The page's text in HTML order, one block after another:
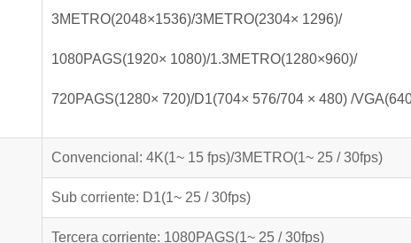
3METRO(2048×1536)/3METRO(2304× 1296)/
1080PAGS(1920× 1080)/1.3METRO(1280×960)/
720PAGS(1280× 720)/D1(704× 576/704 × 480) /
Convencional: 4K(1~ 15 fps)/3METRO(1~ 25 / 30fps)
Sub corriente: D1(1~ 25 / 30fps)
Tercera corriente: 1080PAGS(1~ 25 / 30fps)